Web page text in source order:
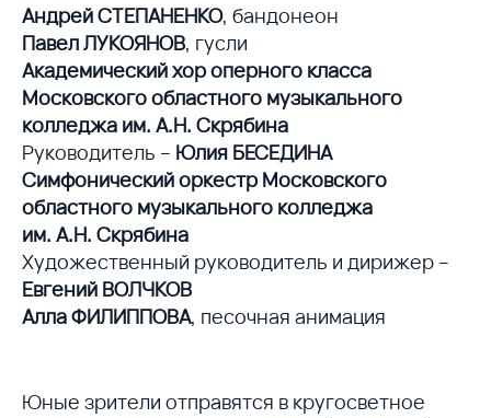
Андрей СТЕПАНЕНКО, бандонеон
Павел ЛУКОЯНОВ, гусли
Академический хор оперного класса
Московского областного музыкального
колледжа им. А.Н. Скрябина
Руководитель – Юлия БЕСЕДИНА
Симфонический оркестр Московского
областного музыкального колледжа
им. А.Н. Скрябина
Художественный руководитель и дирижер –
Евгений ВОЛЧКОВ
Алла ФИЛИППОВА, песочная анимация
Юные зрители отправятся в кругосветное